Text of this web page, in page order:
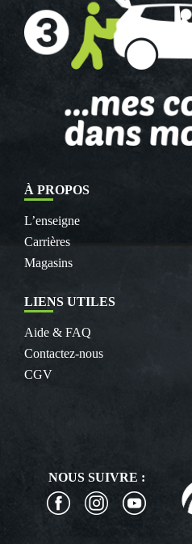
À PROPOS
L’enseigne
Carrières
Magasins
LIENS UTILES
Aide & FAQ
Contactez-nous
CGV
NOUS SUIVRE :